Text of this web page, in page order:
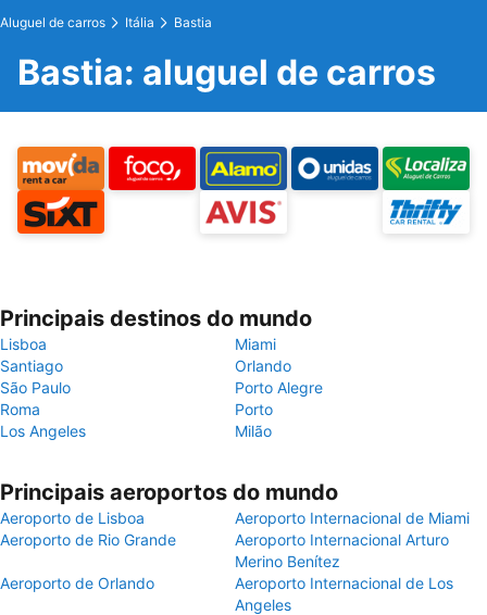
Aluguel de carros Itália Bastia
Bastia: aluguel de carros
Principais destinos do mundo
Lisboa
Miami
Santiago
Orlando
São Paulo
Porto Alegre
Roma
Porto
Los Angeles
Milão
Principais aeroportos do mundo
Aeroporto de Lisboa
Aeroporto Internacional de Miami
Aeroporto de Rio Grande
Aeroporto Internacional Arturo
Merino Benítez
Aeroporto de Orlando
Aeroporto Internacional de Los
Angeles